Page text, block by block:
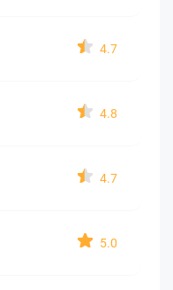
4.7
4.8
4.7
5.0